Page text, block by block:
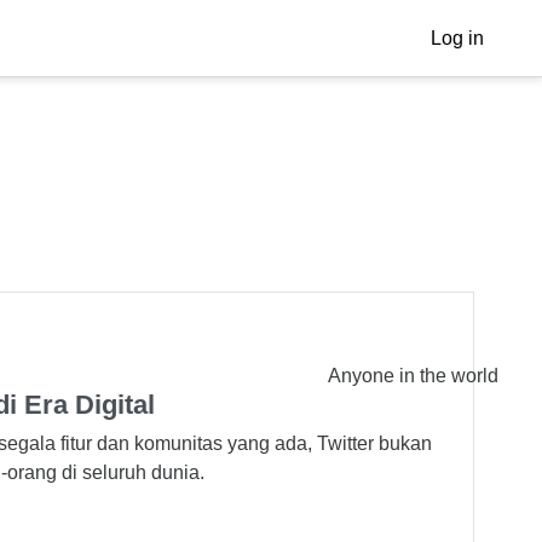
Log in
Anyone in the world
Era Digital
fitur dan komunitas yang ada, Twitter bukan
di seluruh dunia.